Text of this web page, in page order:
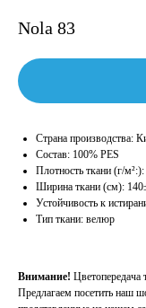
Nola 83
Страна производства:
Состав: 100% PES
Плотность ткани (г/
Ширина ткани (см):
Устойчивость к
Тип ткани: велюр
Внимание! Цветопередача
Предлагаем посетить наш